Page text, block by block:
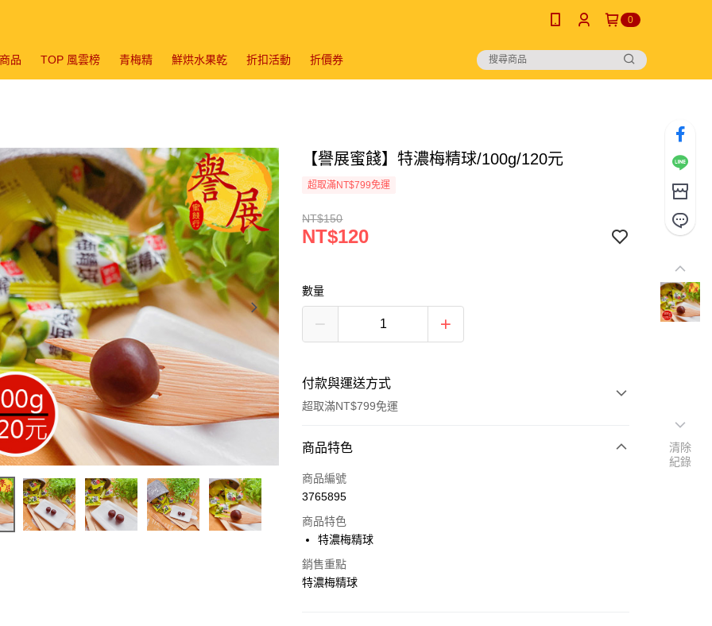
0
品 TOP 風雲榜 青梅精 鮮烘水果乾 折扣活動 折價券
【譽展蜜餞】特濃梅精球/100g/120元
超取滿NT$799免運
NT$150
NT$120
數量
付款與運送方式
超取滿NT$799免運
付款方式
信用卡一次付款
LINE Pay
Apple Pay
商品特色
商品編號
3765895
商品特色
特濃梅精球
銷售重點
特濃梅精球
清除
紀錄